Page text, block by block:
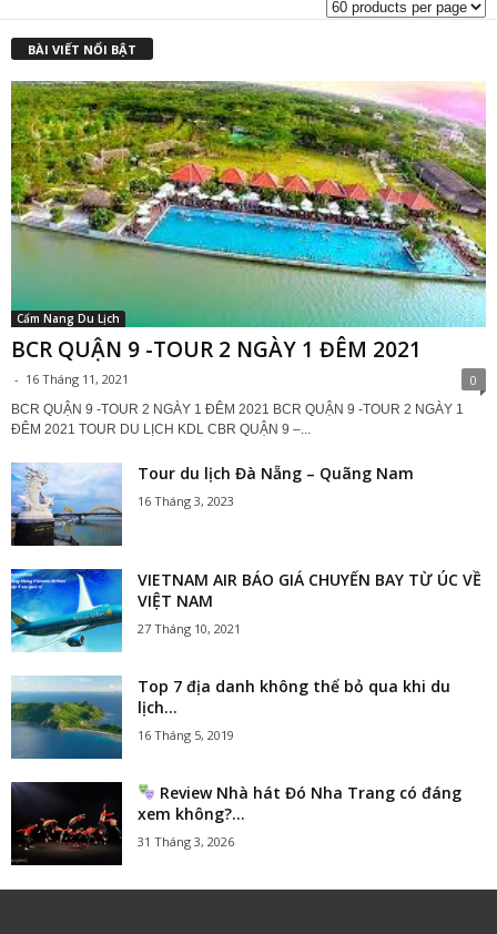
BÀI VIẾT NỔI BẬT
Cẩm Nang Du Lịch
BCR QUẬN 9 -TOUR 2 NGÀY 1 ĐÊM 2021
- 16 Tháng 11, 2021 0
BCR QUẬN 9 -TOUR 2 NGÀY 1 ĐÊM 2021 BCR QUẬN 9 -TOUR 2 NGÀY 1
ĐÊM 2021 TOUR DU LỊCH KDL CBR QUẬN 9 –...
Tour du lịch Đà Nẵng – Quãng Nam
16 Tháng 3, 2023
VIETNAM AIR BÁO GIÁ CHUYẾN BAY TỪ ÚC VỀ
VIỆT NAM
27 Tháng 10, 2021
Top 7 địa danh không thể bỏ qua khi du
lịch...
16 Tháng 5, 2019
Review Nhà hát Đó Nha Trang có đáng
xem không?...
31 Tháng 3, 2026